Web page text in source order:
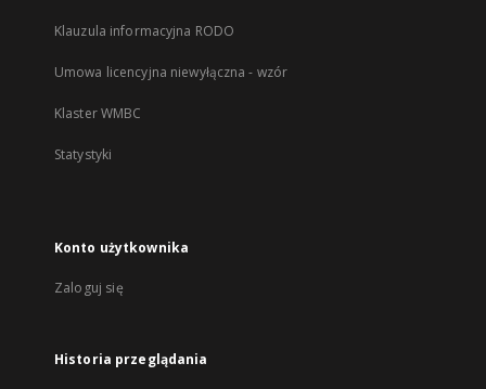
Klauzula informacyjna RODO
Umowa licencyjna niewyłączna - wzór
Klaster WMBC
Statystyki
Konto użytkownika
Zaloguj się
Historia przeglądania